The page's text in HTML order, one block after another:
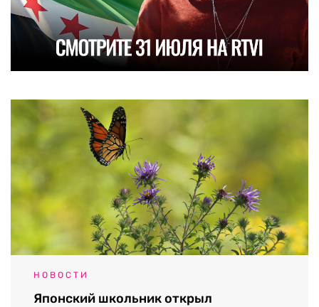
НОВОСТИ
Японский школьник открыл